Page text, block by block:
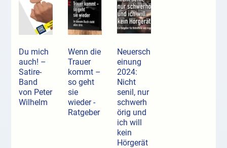
Du mich
auch! –
Satire-
Band
von Peter
Wilhelm
Wenn die
Trauer
kommt –
so geht
sie
wieder -
Ratgeber
Neuersch
einung
2024:
Nicht
senil, nur
schwerh
örig und
ich will
kein
Hörgerät